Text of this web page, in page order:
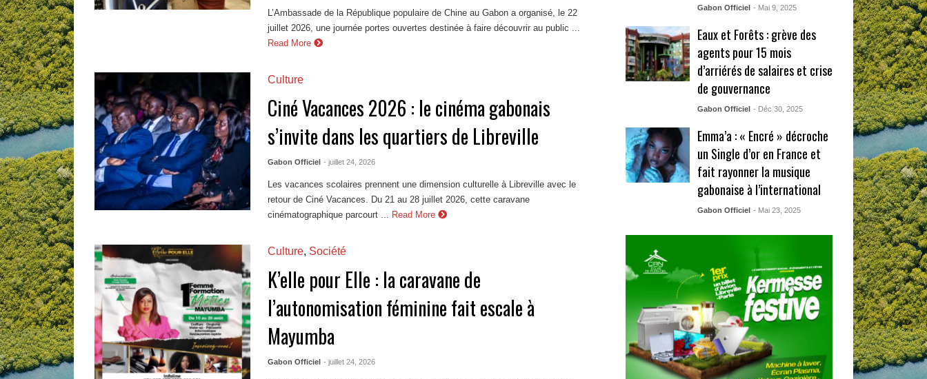
L’Ambassade de la République populaire de Chine au Gabon a organisé, le 22
juillet 2026, une journée portes ouvertes destinée à faire découvrir au public ...
Read More
Culture
Ciné Vacances 2026 : le cinéma gabonais
s’invite dans les quartiers de Libreville
Gabon Officiel - juillet 24, 2026
Les vacances scolaires prennent une dimension culturelle à Libreville avec le
retour de Ciné Vacances. Du 21 au 28 juillet 2026, cette caravane
cinématographique parcourt ... Read More
Culture, Société
K’elle pour Elle : la caravane de
l’autonomisation féminine fait escale à
Mayumba
Gabon Officiel - juillet 24, 2026
Gabon Officiel - Mai 9, 2025
Eaux et Forêts : grève des
agents pour 15 mois
d’arriérés de salaires et crise
de gouvernance
Gabon Officiel - Déc 30, 2025
Emma’a : « Encré » décroche
un Single d’or en France et
fait rayonner la musique
gabonaise à l’international
Gabon Officiel - Mai 23, 2025